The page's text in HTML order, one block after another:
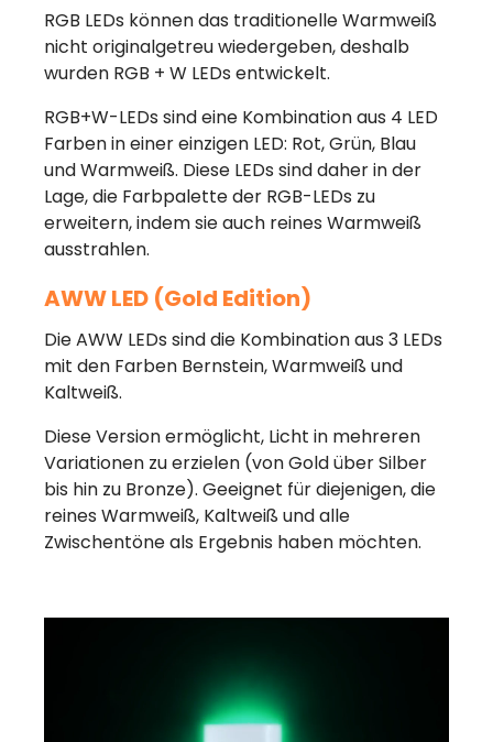
RGB LEDs können das traditionelle Warmweiß
nicht originalgetreu wiedergeben, deshalb
wurden RGB + W LEDs entwickelt.
RGB+W-LEDs sind eine Kombination aus 4 LED
Farben in einer einzigen LED: Rot, Grün, Blau
und Warmweiß. Diese LEDs sind daher in der
Lage, die Farbpalette der RGB-LEDs zu
erweitern, indem sie auch reines Warmweiß
ausstrahlen.
AWW LED (Gold Edition)
Die AWW LEDs sind die Kombination aus 3 LEDs
mit den Farben Bernstein, Warmweiß und
Kaltweiß.
Diese Version ermöglicht, Licht in mehreren
Variationen zu erzielen (von Gold über Silber
bis hin zu Bronze). Geeignet für diejenigen, die
reines Warmweiß, Kaltweiß und alle
Zwischentöne als Ergebnis haben möchten.